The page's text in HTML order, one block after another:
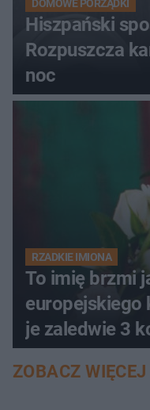
DOMOWE PORZĄDKI
Hiszpański
Rozpuszcza
noc
RZADKIE IMIONA
To imię brzmi
europejskiego
je zaledwie 3
ZOBACZ WIĘCEJ